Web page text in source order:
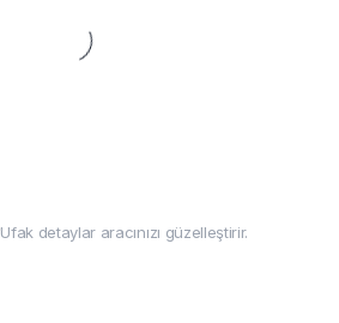
Ufak detaylar aracınızı güzelleştirir.